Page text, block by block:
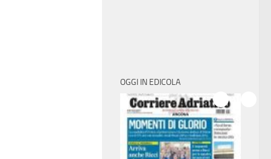
OGGI IN EDICOLA